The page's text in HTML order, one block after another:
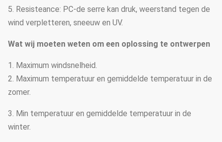
5. Resisteance: PC-de serre kan druk, weerstand tegen de
wind verpletteren, sneeuw en UV.
Wat wij moeten weten om een oplossing te ontwerpen
1. Maximum windsnelheid.
2. Maximum temperatuur en gemiddelde temperatuur in de
zomer.
3. Min temperatuur en gemiddelde temperatuur in de
winter.